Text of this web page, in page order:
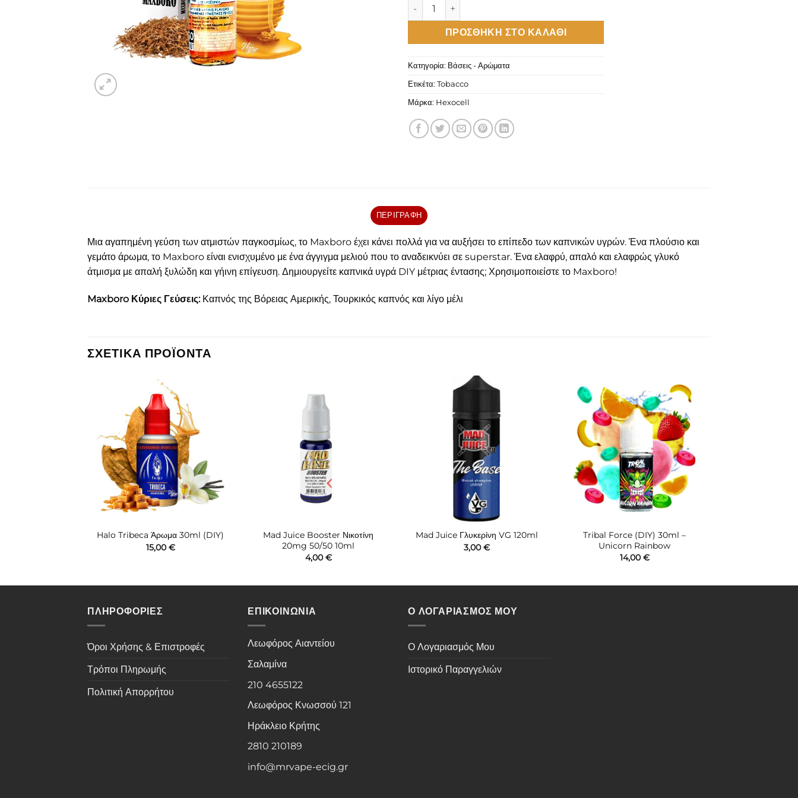
Hexocell Maxboro Άρωμα 10ml (DIY) ποσότητα
ΠΡΟΣΘΉΚΗ ΣΤΟ ΚΑΛΆΘΙ
Κατηγορία: Βάσεις - Αρώματα
Ετικέτα: Tobacco
Μάρκα: Hexocell
ΠΕΡΙΓΡΑΦΉ
Μια αγαπημένη γεύση των ατμιστών παγκοσμίως, το Maxboro έχει κάνει πολλά για να αυξήσει το επίπεδο των καπνικών υγρών. Ένα πλούσιο και
γεμάτο άρωμα, το Maxboro είναι ενισχυμένο με ένα άγγιγμα μελιού που το αναδεικνύει σε superstar. Ένα ελαφρύ, απαλό και ελαφρώς γλυκό
άτμισμα με απαλή ξυλώδη και γήινη επίγευση. Δημιουργείτε καπνικά υγρά DIY μέτριας έντασης; Χρησιμοποιείστε το Maxboro!
Maxboro Κύριες Γεύσεις:Καπνός της Βόρειας Αμερικής, Τουρκικός καπνός και λίγο μέλι
ΣΧΕΤΙΚΆ ΠΡΟΪΌΝΤΑ
στην λίστα
επιθυμιών
Halo Tribeca Άρωμα 30ml (DIY)
15,00€
Mad Juice Booster Νικοτίνη
20mg 50/50 10ml
4,00€
Mad Juice Γλυκερίνη VG 120ml
3,00€
Πρόσθήκη
στην λίστα
επιθυμιών
Tribal Force (DIY) 30ml –
Unicorn Rainbow
14,00€
ΠΛΗΡΟΦΟΡΙΕΣ
Όροι Χρήσης & Επιστροφές
Τρόποι Πληρωμής
Πολιτική Απορρήτου
ΕΠΙΚΟΙΝΩΝΙΑ
Λεωφόρος Αιαντείου
Σαλαμίνα
210 4655122
Λεωφόρος Κνωσσού 121
Ηράκλειο Κρήτης
2810 210189
info@mrvape-ecig.gr
Ο ΛΟΓΑΡΙΑΣΜΟΣ ΜΟΥ
Ο Λογαριασμός Μου
Ιστορικό Παραγγελιών